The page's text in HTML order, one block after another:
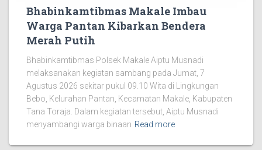
Bhabinkamtibmas Makale Imbau
Warga Pantan Kibarkan Bendera
Merah Putih
Bhabinkamtibmas Polsek Makale Aiptu Musnadi
melaksanakan kegiatan sambang pada Jumat, 7
Agustus 2026 sekitar pukul 09.10 Wita di Lingkungan
Bebo, Kelurahan Pantan, Kecamatan Makale, Kabupaten
Tana Toraja. Dalam kegiatan tersebut, Aiptu Musnadi
menyambangi warga binaan Read more